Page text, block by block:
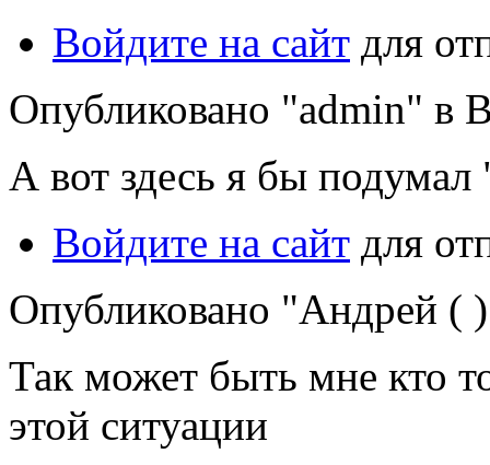
Войдите на сайт для
Опубликовано "admin" в
А вот здесь я бы
Войдите на сайт для
Опубликовано "Андрей (
Так может быть мне кто
этой ситуации